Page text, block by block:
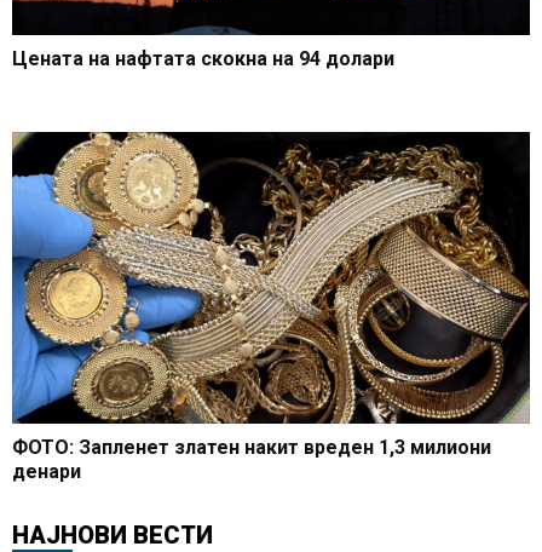
Цената на нафтата скокна на 94 долари
ФОТО: Запленет златен накит вреден 1,3 милиони
денари
НАЈНОВИ ВЕСТИ